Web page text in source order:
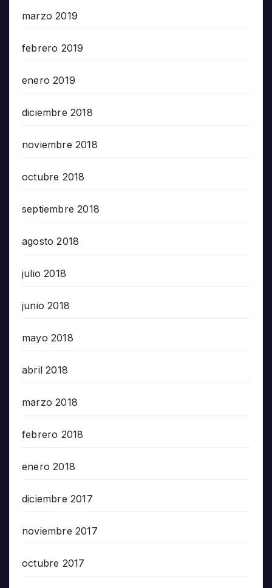
marzo 2019
febrero 2019
enero 2019
diciembre 2018
noviembre 2018
octubre 2018
septiembre 2018
agosto 2018
julio 2018
junio 2018
mayo 2018
abril 2018
marzo 2018
febrero 2018
enero 2018
diciembre 2017
noviembre 2017
octubre 2017